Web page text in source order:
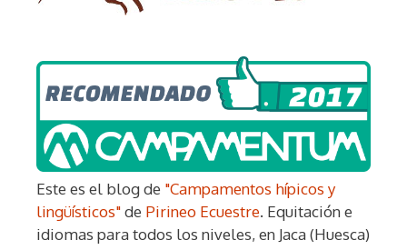
Este es el blog de "Campamentos hípicos y
lingüísticos"de Pirineo Ecuestre. Equitación e
idiomas para todos los niveles, en Jaca (Huesca)